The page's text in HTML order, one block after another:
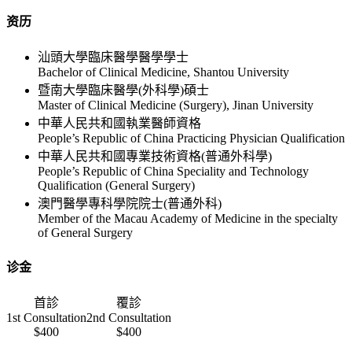
资历
汕頭大學臨床醫學醫學學士
Bachelor of Clinical Medicine, Shantou University
暨南大學臨床醫學(外科學)碩士
Master of Clinical Medicine (Surgery), Jinan University
中華人民共和國執業醫師資格
People’s Republic of China Practicing Physician Qualification
中華人民共和國專業技術資格(普通外科學)
People’s Republic of China Speciality and Technology
Qualification (General Surgery)
澳門醫學專科學院院士(普通外科)
Member of the Macau Academy of Medicine in the specialty
of General Surgery
诊金
首診
1st Consultation
覆診
2nd Consultation
$400
$400